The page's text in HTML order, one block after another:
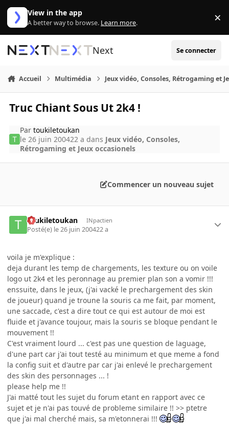
Aller au contenu
View in the app
A better way to browse. Learn more. ×
Next Se connecter
Accueil Multimédia Jeux vidéo, Consoles, Rétrogaming et
Truc Chiant Sous Ut 2k4 !
Partoukiletoukan
le 26 juin 200422 a dans Jeux vidéo, Consoles,
Rétrogaming et Jeux occasionels
Commencer un nouveau sujet
toukiletoukan INpactien
Posté(e) le 26 juin 200422 a
voila je m'explique :
deja durant les temp de chargements, les texture ou on voile
logo ut 2k4 et les peronnage au premier plan son a vomir !!!
enssuite, dans le jeux, (j'ai vacké le prechargement des skin
de joueur) quand je troune la souris ca me fait, par moment,
une saccade, c'est a dire tout ce qui est autour de moi est
fluide et j'avance toujour, mais la souris se bloque pendant le
mouvement !!
C'est vraiment lourd ... c'est pas une question de laguage,
d'une part car j'ai tout testé au minimum et que meme a fond
la config suit et d'autre par car j'ai enlevé le prechargement
des skin des personnages ... !
please help me !!
J'ai matté tout les sujet du forum etant en rapport avec ce
sujet et je n'ai pas touvé de probleme similaire !! >> ptetre
que j'ai mal cherché mais, sa m'etonnerai !!!